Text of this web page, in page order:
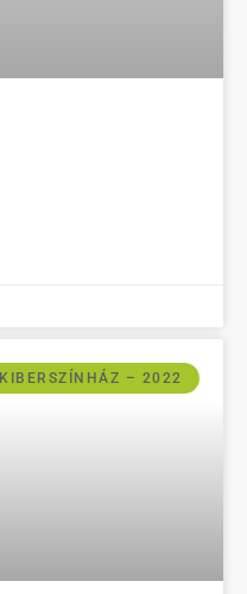
KIBERSZÍNHÁZ – 2022